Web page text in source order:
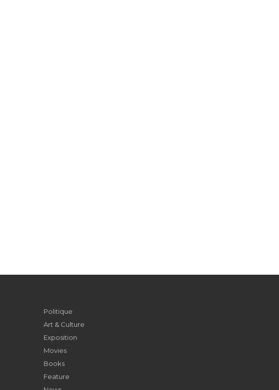
Politique
Art & Culture
Exposition
Movies
Books
Feature